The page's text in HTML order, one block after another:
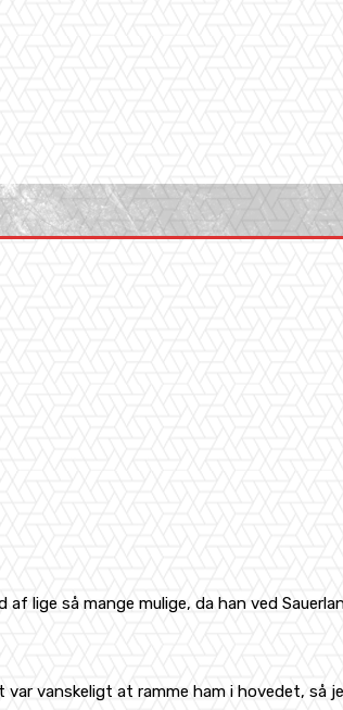
lige så mange mulige, da han ved
vanskeligt at ramme ham i hovedet,